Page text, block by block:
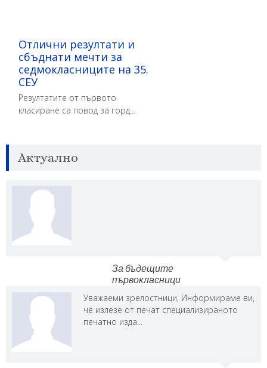
Отлични резултати и
сбъднати мечти за
седмокласниците на 35.
СЕУ
Резултатите от първото
класиране са повод за горд...
Актуално
За бъдещите
първокласници
Уважаеми зрелостници, Информираме ви,
че излезе от печат специализираното
печатно изда...